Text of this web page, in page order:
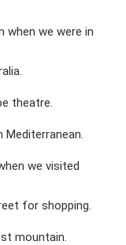
when we were in
theatre.
Mediterranean.
we visited
for shopping.
mountain.